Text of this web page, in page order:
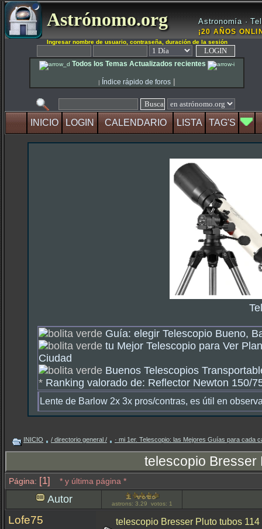
Astrónomo.org Astronomía ·
¡20 AÑOS
Ingresar nombre de usuario, contraseña, duración de la sesión
Todos los Temas Actualizados recientes
| Índice rápido de foros |
INICIO LOGIN CALENDARIO LISTA TAG'S
Guía: elegir Telescopio Bueno,
tu Mejor Telescopio para Ver
Ciudad
Buenos Telescopios
* Ranking valorado de: Reflector Newton 150/
Lente de Barlow 2x 3x pros/contras, es útil en
INICIO / directorio general / · mi 1er. Telescopio: las Mejores Guías para cada
telescopio Bresser
Página: [1] * y última página *
Autor astrons: 3.29 votos: 1
Lofe75 telescopio Bresser Pluto tubos